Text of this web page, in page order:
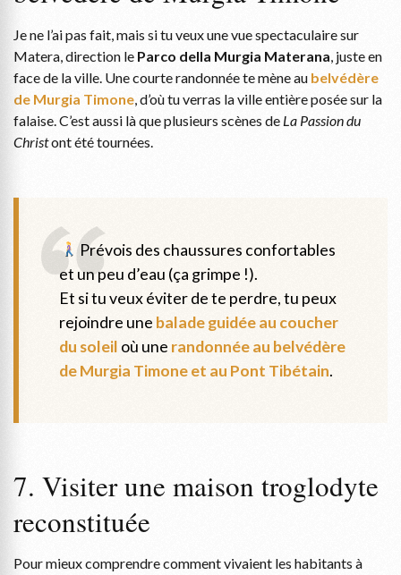
Je ne l’ai pas fait, mais si tu veux une vue spectaculaire sur
Matera, direction le Parco della Murgia Materana , juste en
face de la ville. Une courte randonnée te mène au belvédère
de Murgia Timone , d’où tu verras la ville entière posée sur la
falaise. C’est aussi là que plusieurs scènes de La Passion du
Christont été tournées.
Prévois des chaussures confortables
et un peu d’eau (ça grimpe !).
Et si tu veux éviter de te perdre, tu peux
rejoindre une balade guidée au coucher
du soleil où une randonnée au belvédère
de Murgia Timone et au Pont Tibétain.
7. Visiter une maison troglodyte
reconstituée
Pour mieux comprendre comment vivaient les habitants à